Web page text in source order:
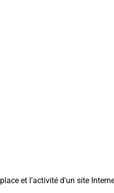
et l'activité d'un site